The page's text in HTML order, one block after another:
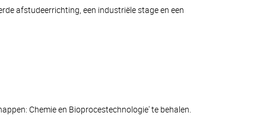
afstudeerrichting, een industriële stage en een
Chemie en Bioprocestechnologie' te behalen.